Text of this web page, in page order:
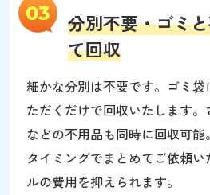
03
分別不要・ゴミ
て回収
細かな分別は不要です。ゴミ
ただくだけで回収いたします
などの不用品も同時に回収可
タイミングでまとめてご依頼
ルの費用を抑えられます。